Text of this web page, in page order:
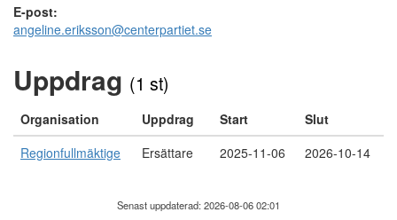
E-post:
angeline.eriksson@centerpartiet.se
Uppdrag (1 st)
Organisation Uppdrag Start
Slut
Regionfullmäktige
Ersättare 2025-11-06 2026-10-14
Senast uppdaterad: 2026-08-06 02:01